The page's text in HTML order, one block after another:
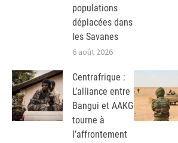
populations
déplacées dans
les Savanes
6 août 2026
Centrafrique :
L’alliance entre
Bangui et AAKG
tourne à
l’affrontement